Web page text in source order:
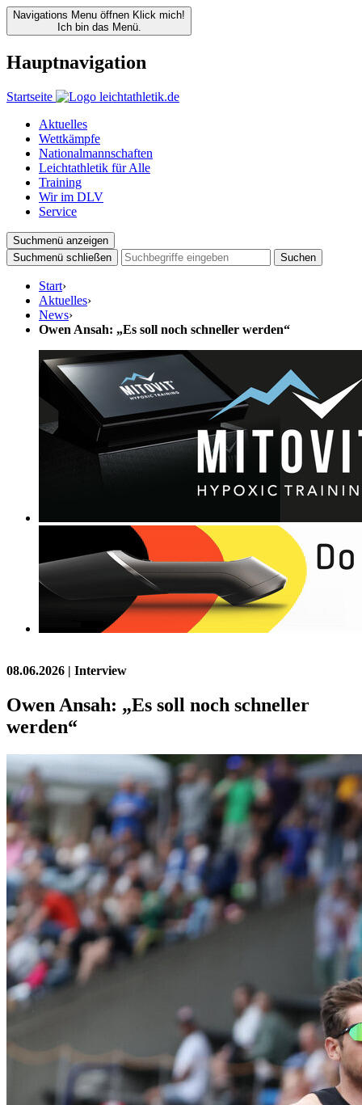
Navigations Menu öffnen Klick mich!
Ich bin das Menü.
Hauptnavigation
Startseite
Aktuelles
Wettkämpfe
Nationalmannschaften
Leichtathletik für Alle
Training
Wir im DLV
Service
Suchmenü anzeigen
Suchmenü schließen
Suchen
Start›
Aktuelles›
News›
Owen Ansah: „Es soll noch schneller werden“
08.06.2026 | Interview
Owen Ansah: „Es soll noch schneller
werden“